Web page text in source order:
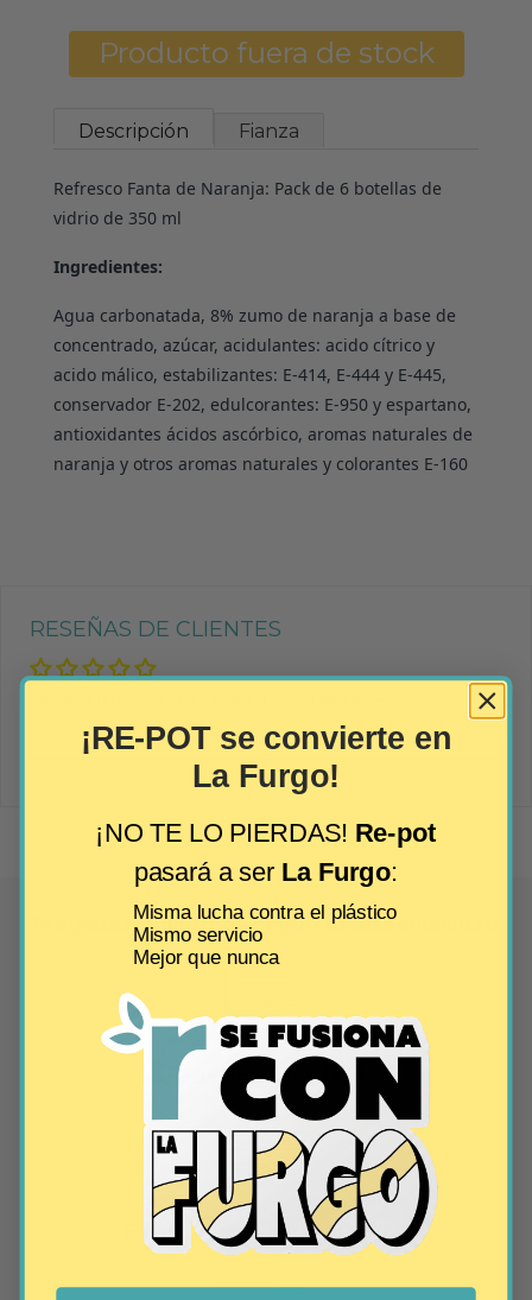
Producto fuera de stock
Descripción Fianza
Refresco Fanta de Naranja: Pack de 6 botellas de
vidrio de 350 ml
Ingredientes:
Agua carbonatada, 8% zumo de naranja a base de
concentrado, azúcar, acidulantes: acido cítrico y
acido málico, estabilizantes: E-414, E-444 y E-445,
conservador E-202, edulcorantes: E-950 y espartano,
antioxidantes ácidos ascórbico, aromas naturales de
naranja y otros aromas naturales y colorantes E-160
RESEÑAS DE CLIENTES
Escribir una reseña
Programa tu entrega según tu disponibilidad
Pago seguro y fácil
Envío gratis a partir de 60 €
¡RE-POT se convierte en
La Furgo!
¡NO TE LO PIERDAS! Re-pot
pasará a ser La Furgo:
Misma lucha contra el plástico
Mismo servicio
Mejor que nunca